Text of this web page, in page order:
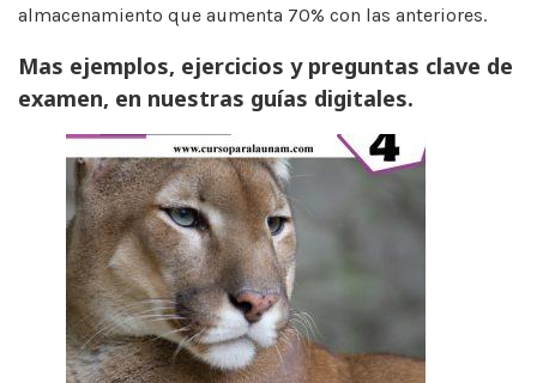
almacenamiento que aumenta 70% con las anteriores.
Mas ejemplos, ejercicios y preguntas clave de
examen, en nuestras guías digitales.